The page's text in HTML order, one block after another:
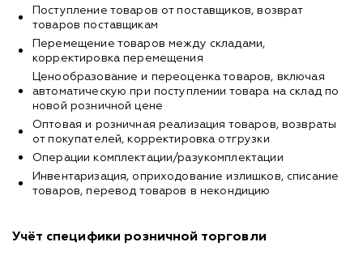
Поступление товаров от поставщиков, возврат
товаров поставщикам
Перемещение товаров между складами,
корректировка перемещения
Ценообразование и переоценка товаров, включая
автоматическую при поступлении товара на склад по
новой розничной цене
Оптовая и розничная реализация товаров, возвраты
от покупателей, корректировка отгрузки
Операции комплектации/разукомплектации
Инвентаризация, оприходование излишков, списание
товаров, перевод товаров в некондицию
Учёт специфики розничной торговли